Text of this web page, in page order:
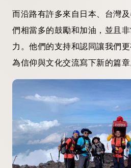
而沿路有許多來自日本、台灣
們相當多的鼓勵和加油，並且
力。他們的支持和認同讓我們
為信仰與文化交流寫下新的篇章